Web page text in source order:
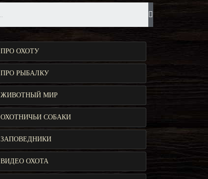
ПРО ОХОТУ
ПРО РЫБАЛКУ
ЖИВОТНЫЙ МИР
ОХОТНИЧЬИ СОБАКИ
ЗАПОВЕДНИКИ
ВИДЕО ОХОТА